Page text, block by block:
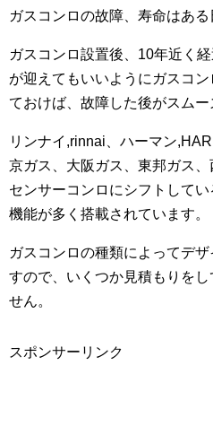
ガスコンロの故障、寿命はある
ガスコンロ設置後、10年近く
が迎えてもいいようにガスコ
ておけば、故障した後がスムー
リンナイ,rinnai、ハーマン
京ガス、大阪ガス、東邦ガス
センサーコンロにシフトして
機能が多く搭載されています。
ガスコンロの種類によってデ
すので、いくつか見積もりを
せん。
スポンサーリンク